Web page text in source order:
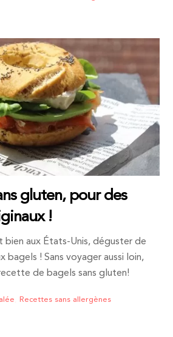
gluten, pour des
!
bien aux États-Unis, déguster de
bagels ! Sans voyager aussi loin,
de bagels sans gluten!
Recettes sans allergènes